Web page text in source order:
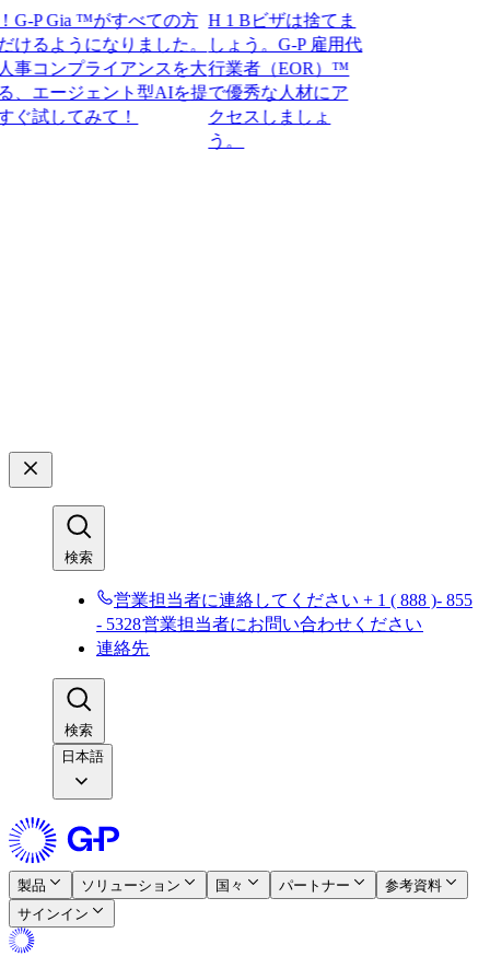
Gia ™がすべての方
ようになりました。
ンプライアンスを大
ージェント型AIを提
してみて！​​
H 1 Bビザは捨てま
しょう。G-P 雇用代
行業者（EOR）™
で優秀な人材にア
クセスしましょ
う。​​
検索​​
営業担当者に連絡してください + 1 ( 888 )- 855
- 5328​​営業担当者にお問い合わせください​​
連絡先​​
検索​​
日本語
製品​​ ソリューション​​ 国々​​ パートナー​​
参考資料​​
サインイン​​